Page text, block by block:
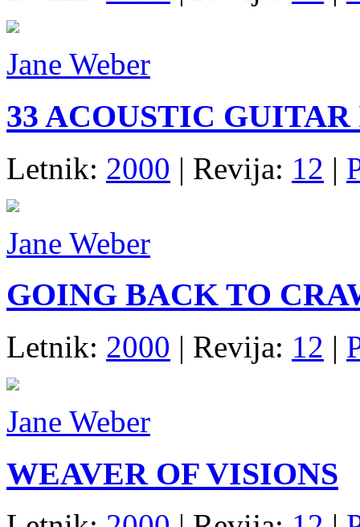
Jane Weber
33 ACOUSTIC
Letnik: 2000 | Revija: 12 |
Jane Weber
GOING BACK TO
Letnik: 2000 | Revija: 12 |
Jane Weber
WEAVER OF VISIONS